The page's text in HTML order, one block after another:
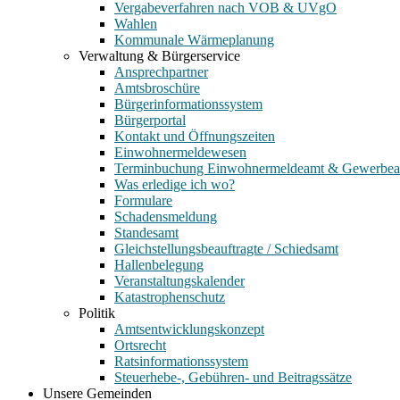
Vergabeverfahren nach VOB & UVgO
Wahlen
Kommunale Wärmeplanung
Verwaltung & Bürgerservice
Ansprechpartner
Amtsbroschüre
Bürgerinformationssystem
Bürgerportal
Kontakt und Öffnungszeiten
Einwohnermeldewesen
Terminbuchung Einwohnermeldeamt &
Was erledige ich wo?
Formulare
Schadensmeldung
Standesamt
Gleichstellungsbeauftragte / Schiedsamt
Hallenbelegung
Veranstaltungskalender
Katastrophenschutz
Politik
Amtsentwicklungskonzept
Ortsrecht
Ratsinformationssystem
Steuerhebe-, Gebühren- und Beitragssätze
Unsere Gemeinden